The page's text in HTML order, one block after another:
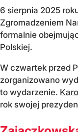
6 sierpnia 2025
Zgromadzeniem
formalnie
Polskiej.
W czwartek przed
zorganizowano
to wydarzenie.
rok swojej